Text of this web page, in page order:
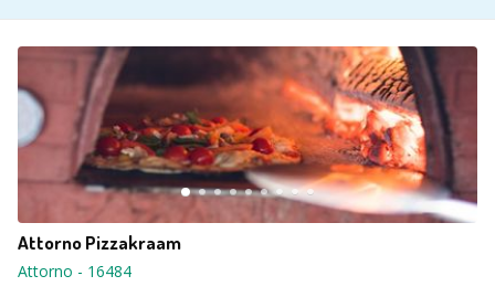
Attorno Pizzakraam
Attorno - 16484